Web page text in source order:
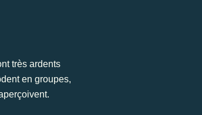
très ardents
en groupes,